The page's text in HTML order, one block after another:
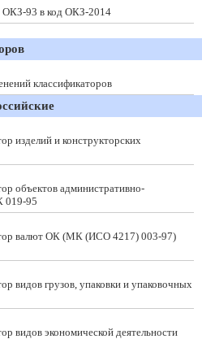
ОКЗ-93 в код ОКЗ-2014
классификаторов
изделий и конструкторских
объектов административно-
019-95
валют ОК (МК (ИСО 4217) 003-97)
видов грузов, упаковки и упаковочных
видов экономической деятельности